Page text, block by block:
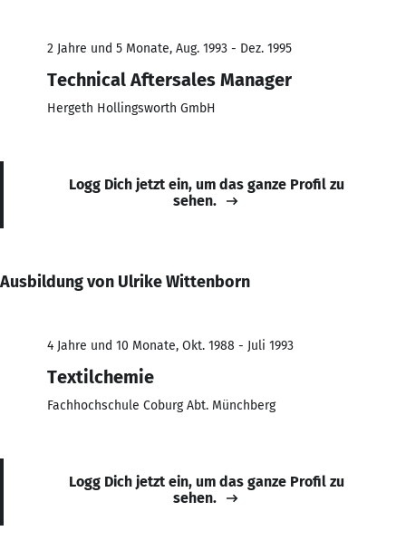
2 Jahre und 5 Monate, Aug. 1993 - Dez. 1995
Technical Aftersales Manager
Hergeth Hollingsworth GmbH
Logg Dich jetzt ein, um das ganze Profil zu
sehen.
Ausbildung von Ulrike Wittenborn
4 Jahre und 10 Monate, Okt. 1988 - Juli 1993
Textilchemie
Fachhochschule Coburg Abt. Münchberg
Logg Dich jetzt ein, um das ganze Profil zu
sehen.